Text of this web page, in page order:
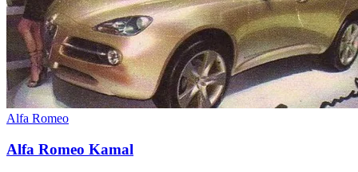
Alfa Romeo
Alfa Romeo Kamal